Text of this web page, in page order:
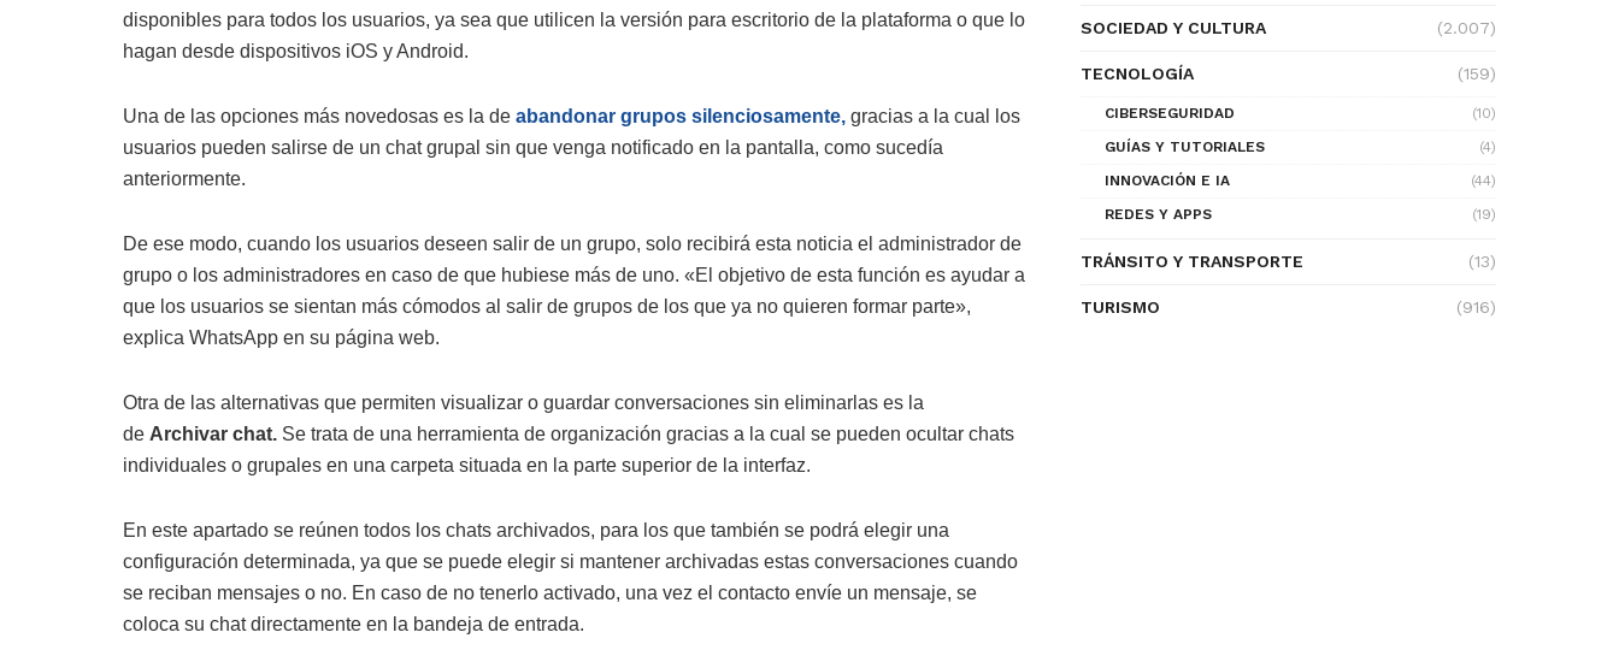
disponibles para todos los usuarios, ya sea que utilicen la versión para escritorio de la plataforma o que lo
hagan desde dispositivos iOS y Android.
Una de las opciones más novedosas es la de abandonar grupos silenciosamente, gracias a la cual los
usuarios pueden salirse de un chat grupal sin que venga notificado en la pantalla, como sucedía
anteriormente.
De ese modo, cuando los usuarios deseen salir de un grupo, solo recibirá esta noticia el administrador de
grupo o los administradores en caso de que hubiese más de uno. «El objetivo de esta función es ayudar a
que los usuarios se sientan más cómodos al salir de grupos de los que ya no quieren formar parte»,
explica WhatsApp en su página web.
Otra de las alternativas que permiten visualizar o guardar conversaciones sin eliminarlas es la
de Archivar chat. Se trata de una herramienta de organización gracias a la cual se pueden ocultar chats
individuales o grupales en una carpeta situada en la parte superior de la interfaz.
En este apartado se reúnen todos los chats archivados, para los que también se podrá elegir una
configuración determinada, ya que se puede elegir si mantener archivadas estas conversaciones cuando
se reciban mensajes o no. En caso de no tenerlo activado, una vez el contacto envíe un mensaje, se
coloca su chat directamente en la bandeja de entrada.
SOCIEDAD Y CULTURA (2.007)
TECNOLOGÍA (159)
CIBERSEGURIDAD
(10)
GUÍAS Y TUTORIALES
(4)
INNOVACIÓN E IA
(44)
REDES Y APPS
(19)
TRÁNSITO Y TRANSPORTE (13)
TURISMO (916)